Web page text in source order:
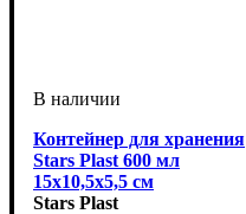
Контейнер для хранения
Stars Plast 600 мл
15х10,5х5,5 см
Stars Plast